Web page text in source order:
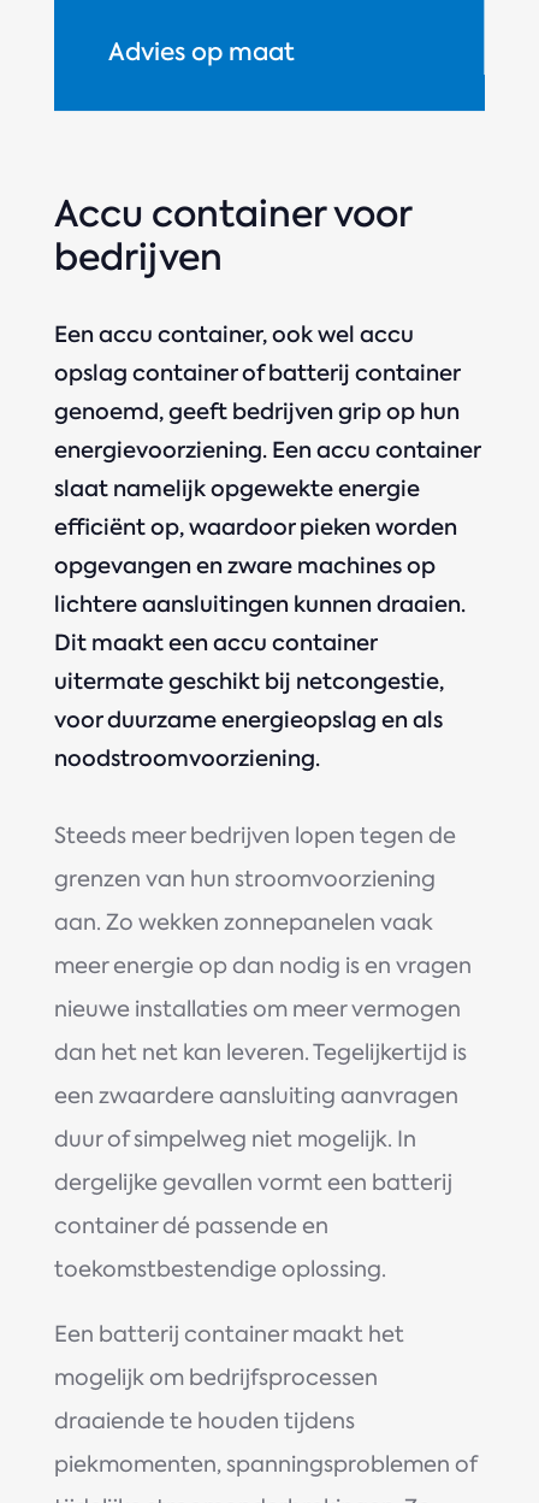
Advies op maat
Accu container voor
bedrijven
Een accu container, ook wel accu
opslag container of batterij container
genoemd, geeft bedrijven grip op hun
energievoorziening. Een accu container
slaat namelijk opgewekte energie
efficiënt op, waardoor pieken worden
opgevangen en zware machines op
lichtere aansluitingen kunnen draaien.
Dit maakt een accu container
uitermate geschikt bij netcongestie,
voor duurzame energieopslag en als
noodstroomvoorziening.
Steeds meer bedrijven lopen tegen de
grenzen van hun stroomvoorziening
aan. Zo wekken zonnepanelen vaak
meer energie op dan nodig is en vragen
nieuwe installaties om meer vermogen
dan het net kan leveren. Tegelijkertijd is
een zwaardere aansluiting aanvragen
duur of simpelweg niet mogelijk. In
dergelijke gevallen vormt een batterij
container dé passende en
toekomstbestendige oplossing.
Een batterij container maakt het
mogelijk om bedrijfsprocessen
draaiende te houden tijdens
piekmomenten, spanningsproblemen of